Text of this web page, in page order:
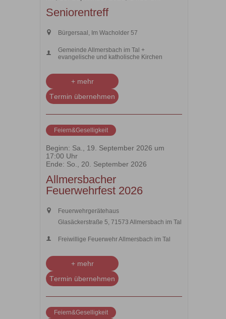
Seniorentreff
Bürgersaal, Im Wacholder 57
Gemeinde Allmersbach im Tal +
evangelische und katholische Kirchen
+ mehr
Termin übernehmen
Beginn: Sa., 19. September 2026 um
17:00 Uhr
Ende: So., 20. September 2026
Allmersbacher
Feuerwehrfest 2026
Feuerwehrgerätehaus
Glasäckerstraße 5, 71573 Allmersbach im Tal
Freiwillige Feuerwehr Allmersbach im Tal
+ mehr
Termin übernehmen
Feiern&Geselligkeit
Feiern&Geselligkeit